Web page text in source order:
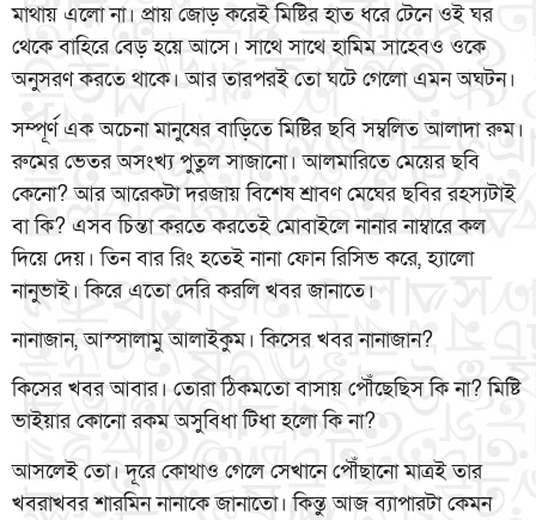
মাথায় এলো না। প্রায় জোড় করেই মিষ্টির হাত ধরে টেনে ওই ঘর
থেকে বাহিরে বেড় হয়ে আসে। সাথে সাথে হামিম সাহেবও ওকে
অনুসরণ করতে থাকে। আর তারপরই তো ঘটে গেলো এমন অঘটন।
সম্পূর্ণ এক অচেনা মানুষের বাড়িতে মিষ্টির ছবি সম্বলিত আলাদা রুম।
রুমের ভেতর অসংখ্য পুতুল সাজানো। আলমারিতে মেয়ের ছবি
কেনো? আর আরেকটা দরজায় বিশেষ শ্রাবণ মেঘের ছবির রহস্যটাই
বা কি? এসব চিন্তা করতে করতেই মোবাইলে নানার নাম্বারে কল
দিয়ে দেয়। তিন বার রিং হতেই নানা ফোন রিসিভ করে, হ্যালো
নানুভাই। কিরে এতো দেরি করলি খবর জানাতে।
নানাজান, আস্সালামু আলাইকুম। কিসের খবর নানাজান?
কিসের খবর আবার। তোরা ঠিকমতো বাসায় পৌঁছেছিস কি না? মিষ্টি
ভাইয়ার কোনো রকম অসুবিধা টিধা হলো কি না?
আসলেই তো। দূরে কোথাও গেলে সেখানে পৌঁছানো মাত্রই তার
খবরাখবর শারমিন নানাকে জানাতো। কিন্তু আজ ব্যাপারটা কেমন